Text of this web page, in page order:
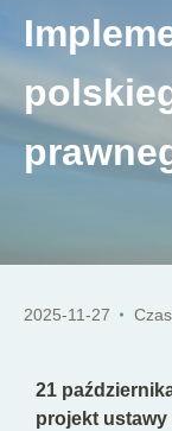
O nas
Kariera
Lokalizacje
2025-11-27
21
projekt ustawy